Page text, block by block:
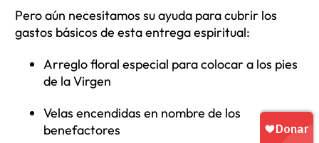
Pero aún necesitamos su ayuda para cubrir los
gastos básicos de esta entrega espiritual:
Arreglo floral especial para colocar a los pies
de la Virgen
Velas encendidas en nombre de los
benefactores